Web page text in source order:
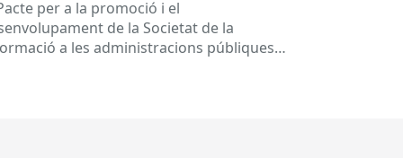
per a la promoció i el
de la Societat de la
a les administracions públiques